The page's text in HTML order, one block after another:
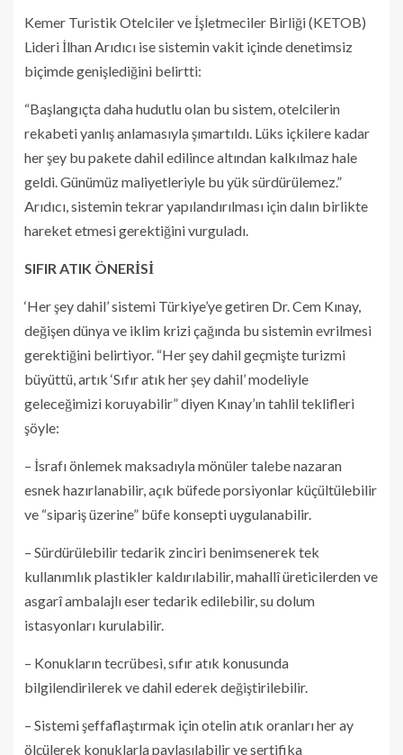
Kemer Turistik Otelciler ve İşletmeciler Birliği (KETOB)
Lideri İlhan Arıdıcı ise sistemin vakit içinde denetimsiz
biçimde genişlediğini belirtti:
“Başlangıçta daha hudutlu olan bu sistem, otelcilerin
rekabeti yanlış anlamasıyla şımartıldı. Lüks içkilere kadar
her şey bu pakete dahil edilince altından kalkılmaz hale
geldi. Günümüz maliyetleriyle bu yük sürdürülemez.”
Arıdıcı, sistemin tekrar yapılandırılması için dalın birlikte
hareket etmesi gerektiğini vurguladı.
SIFIR ATIK ÖNERİSİ
‘Her şey dahil’ sistemi Türkiye’ye getiren Dr. Cem Kınay,
değişen dünya ve iklim krizi çağında bu sistemin evrilmesi
gerektiğini belirtiyor. “Her şey dahil geçmişte turizmi
büyüttü, artık ‘Sıfır atık her şey dahil’ modeliyle
geleceğimizi koruyabilir” diyen Kınay’ın tahlil teklifleri
şöyle:
– İsrafı önlemek maksadıyla mönüler talebe nazaran
esnek hazırlanabilir, açık büfede porsiyonlar küçültülebilir
ve “sipariş üzerine” büfe konsepti uygulanabilir.
– Sürdürülebilir tedarik zinciri benimsenerek tek
kullanımlık plastikler kaldırılabilir, mahallî üreticilerden ve
asgarî ambalajlı eser tedarik edilebilir, su dolum
istasyonları kurulabilir.
– Konukların tecrübesi, sıfır atık konusunda
bilgilendirilerek ve dahil ederek değiştirilebilir.
– Sistemi şeffaflaştırmak için otelin atık oranları her ay
ölçülerek konuklarla paylaşılabilir ve sertifika